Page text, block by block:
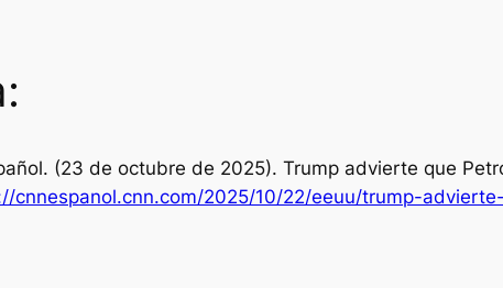
(23 de octubre de 2025). Trump advierte que
cnnespanol.cnn.com/2025/10/22/eeuu/trump-